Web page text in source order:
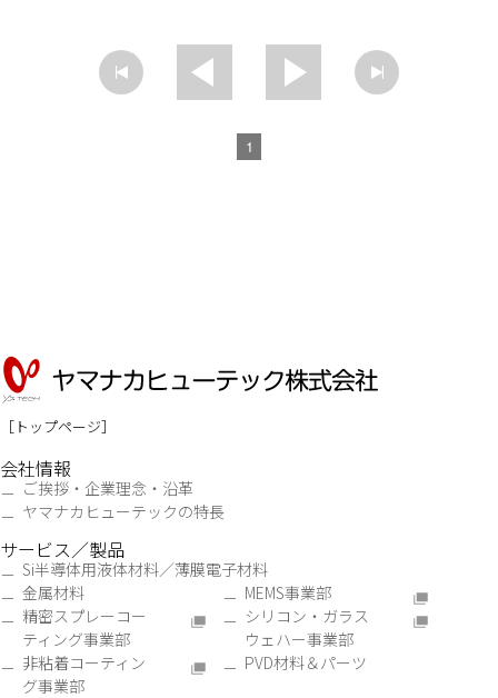
1
トップページ
会社情報
ご挨拶・企業理念・沿革
ヤマナカヒューテックの特長
サービス／製品
Si半導体用液体材料／薄膜電子材料
金属材料
MEMS事業部
精密スプレーコー
ティング事業部
シリコン・ガラス
ウェハー事業部
非粘着コーティン
グ事業部
PVD材料＆パーツ